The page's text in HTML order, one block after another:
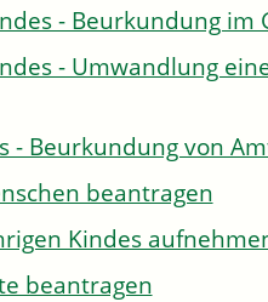
- Beurkundung
- Umwandlung
- Beurkundung von
beantragen
Kindes
beantragen